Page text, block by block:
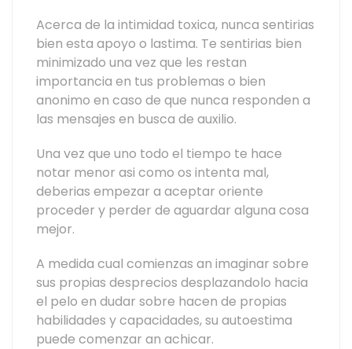
Acerca de la intimidad toxica, nunca sentirias
bien esta apoyo o lastima. Te sentirias bien
minimizado una vez que les restan
importancia en tus problemas o bien
anonimo en caso de que nunca responden a
las mensajes en busca de auxilio.
Una vez que uno todo el tiempo te hace
notar menor asi como os intenta mal,
deberias empezar a aceptar oriente
proceder y perder de aguardar alguna cosa
mejor.
A medida cual comienzas an imaginar sobre
sus propias desprecios desplazandolo hacia
el pelo en dudar sobre hacen de propias
habilidades y capacidades, su autoestima
puede comenzar an achicar.